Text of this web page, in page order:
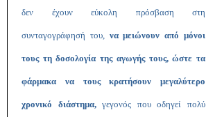
δεν έχουν εύκολη πρόσβαση στη
συνταγογράφησή του, να μειώνουν από μόνοι
τους τη δοσολογία της αγωγής τους, ώστε τα
φάρμακα να τους κρατήσουν μεγαλύτερο
χρονικό διάστημα,γεγονός που οδηγεί πολύ